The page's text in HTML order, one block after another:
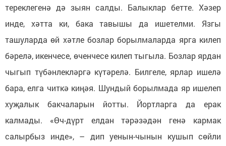
тереклегенә дә зыян салды. Балыклар бетте. Хәзер
инде, хәтта ки, бака тавышы да ишетелми. Язгы
ташуларда өй хәтле бозлар борылмаларда ярга килеп
бәрелә, икенчесе, өченчесе килеп тыгыла. Бозлар ярдан
чыгып түбәнлекләргә күтәрелә. Билгеле, ярлар ишелә
бара, елга читкә киңәя. Шундый борылмада яр ишелеп
хуҗалык бакчаларын йотты. Йортларга да ерак
калмады. «Өч-дүрт елдан тәрәзәдән генә кармак
салырбыз инде», – дип уенын-чынын кушып сөйли